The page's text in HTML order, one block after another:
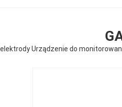
Urządzenie do